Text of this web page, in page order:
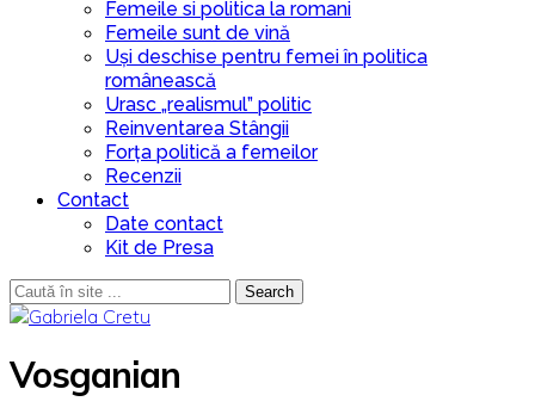
Femeile si politica la romani
Femeile sunt de vină
Uși deschise pentru femei în politica
românească
Urasc „realismul” politic
Reinventarea Stângii
Forța politică a femeilor
Recenzii
Contact
Date contact
Kit de Presa
Search
Vosganian